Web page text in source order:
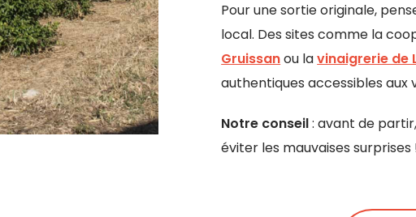
Pour une sortie originale,
local. Des sites comme la
Gruissanou lavinaigrerie de
authentiques accessibles aux
Notre conseil: avant de
éviter les mauvaises surprises